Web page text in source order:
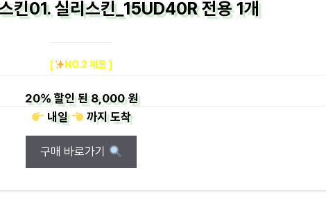
킨01. 실리스킨_15UD40R 전용 1개
[ NO.2 제품 ]
20%할인 된8,000 원
내일
까지도착
구매 바로가기